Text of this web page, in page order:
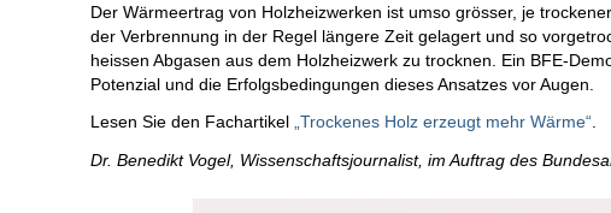
Der Wärmeertrag von Holzheizwerken ist umso grösser, je
der Verbrennung in der Regel längere Zeit gelagert und so
heissen Abgasen aus dem Holzheizwerk zu trocknen. Ein BFE-
Potenzial und die Erfolgsbedingungen dieses Ansatzes vor Augen.
Lesen Sie den Fachartikel „Trockenes Holz erzeugt mehr Wärme“.
Dr. Benedikt Vogel, Wissenschaftsjournalist, im Auftrag des